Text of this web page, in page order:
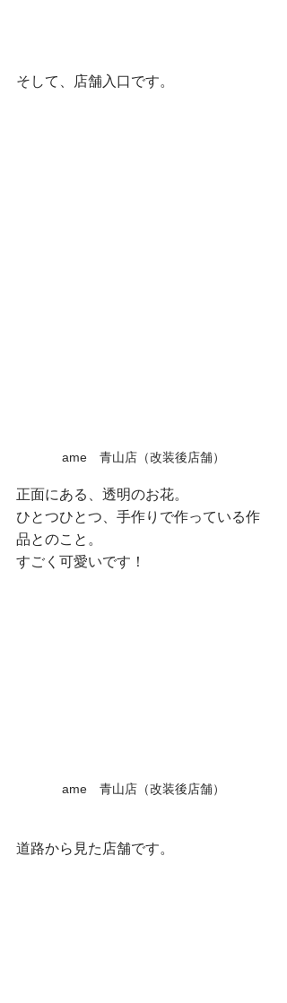
そして、店舗入口です。
ame　青山店（改装後店舗）
正面にある、透明のお花。
ひとつひとつ、手作りで作っている作
品とのこと。
すごく可愛いです！
ame　青山店（改装後店舗）
道路から見た店舗です。